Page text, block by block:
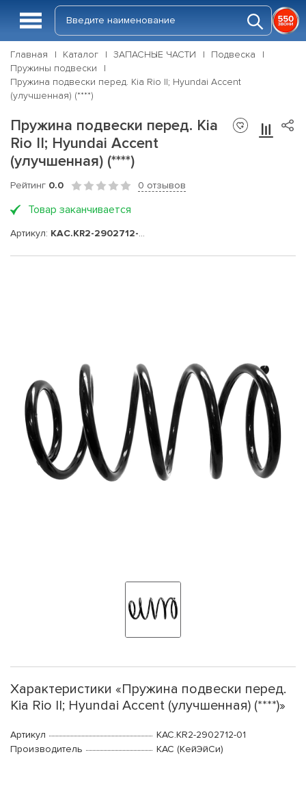
Главная Каталог ЗАПАСНЫЕ ЧАСТИ
Подвеска
Пружины подвески
Пружина подвески перед. Kia Rio II; Hyundai Accent
(улучшенная) (****)
Пружина подвески перед. Kia
Rio II; Hyundai Accent
(улучшенная) (****)
Рейтинг 0.0 0 отзывов
Товар заканчивается
Артикул: KAC.KR2-2902712-01
Характеристики «Пружина подвески перед.
Kia Rio II; Hyundai Accent (улучшенная) (****)»
Артикул
KAC.KR2-2902712-01
Производитель
КАС (КейЭйСи)